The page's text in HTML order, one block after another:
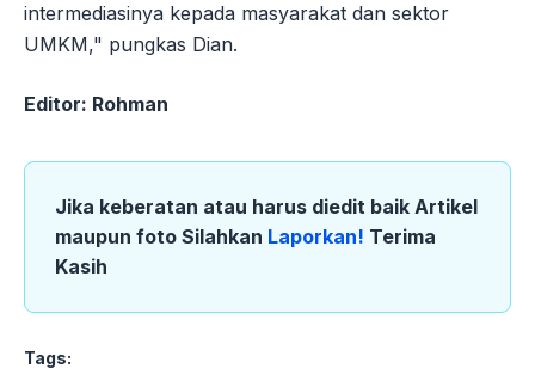
intermediasinya kepada masyarakat dan sektor
UMKM," pungkas Dian.
Editor: Rohman
Jika keberatan atau harus diedit baik Artikel
maupun foto Silahkan Laporkan! Terima
Kasih
Tags: